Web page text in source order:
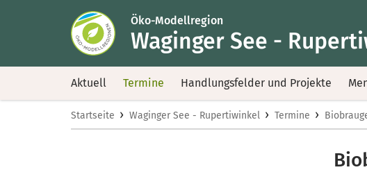
Öko-Modellregion
Waginger See -
Aktuell Termine Handlungsfelder und Projekte
Startseite › Waginger See - Rupertiwinkel › Termine ›